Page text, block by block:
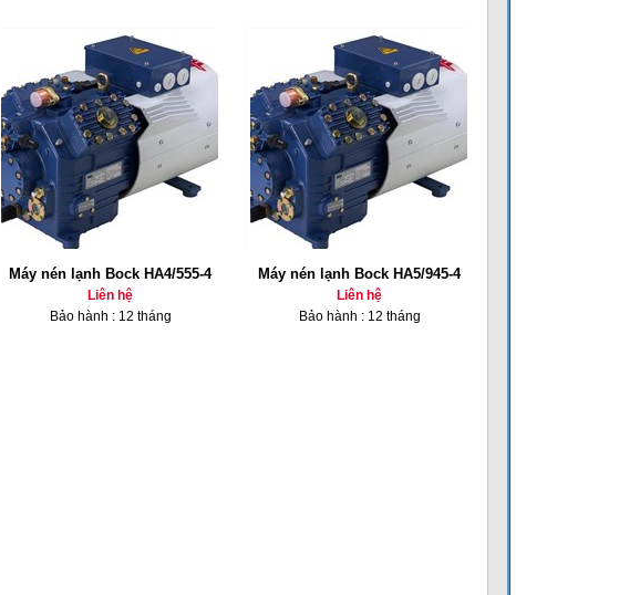
Máy nén lạnh Bock HA4/555-4
Liên hệ
Bảo hành : 12 tháng
Máy nén lạnh Bock HA5/945-4
Liên hệ
Bảo hành : 12 tháng